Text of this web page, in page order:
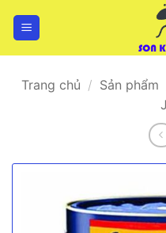
Trang chủ / Sản phẩm